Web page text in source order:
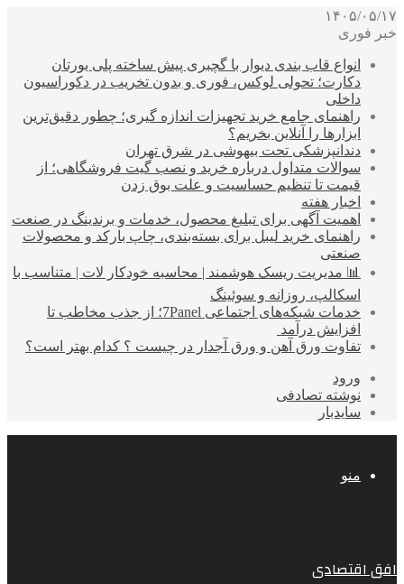
۱۴۰۵/۰۵/۱۷
خبر فوری
انواع قاب بندی دیوار با گچبری پیش ساخته پلی یورتان
دکارت؛ تحولی لوکس، فوری و بدون تخریب در دکوراسیون
داخلی
راهنمای جامع خرید تجهیزات اندازه گیری؛ چطور دقیق‌ترین
ابزارها را آنلاین بخریم؟
دندانپزشکی تحت بیهوشی در شرق تهران
سوالات متداول درباره خرید و نصب گیت فروشگاهی؛ از
قیمت تا تنظیم حساسیت و علت بوق زدن
اخبار هفته
اهمیت آگهی برای تبلیغ محصول، خدمات و برندینگ در صنعت
راهنمای خرید لیبل برای بسته‌بندی، چاپ بارکد و محصولات
صنعتی
📊 مدیریت ریسک هوشمند | محاسبه خودکار لات | متناسب با
اسکالپ، روزانه و سوئینگ
خدمات شبکه‌های اجتماعی 7Panel؛ از جذب مخاطب تا
افزایش درآمد
تفاوت ورق آهن و ورق آجدار در چیست ؟ کدام بهتر است؟
ورود
نوشته تصادفی
سایدبار
منو
افق اقتصادی